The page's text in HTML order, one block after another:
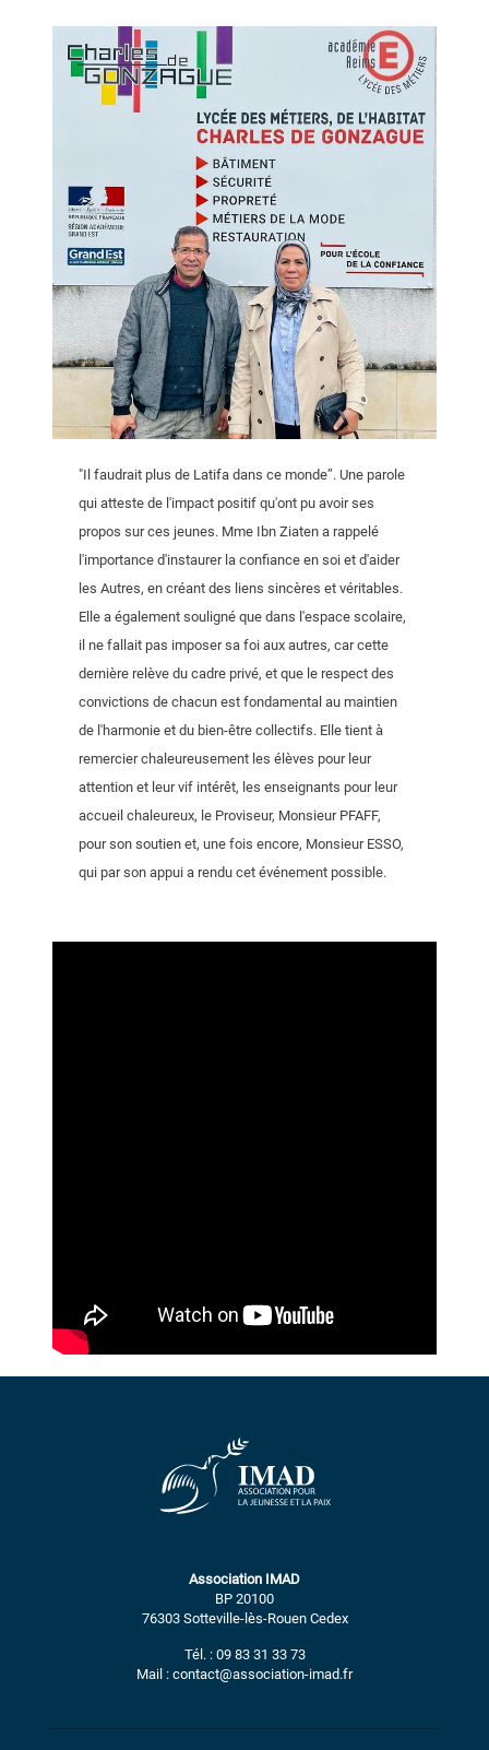
"Il faudrait plus de Latifa dans ce monde”. Une parole
qui atteste de l'impact positif qu'ont pu avoir ses
propos sur ces jeunes. Mme Ibn Ziaten a rappelé
l'importance d'instaurer la confiance en soi et d'aider
les Autres, en créant des liens sincères et véritables.
Elle a également souligné que dans l'espace scolaire,
il ne fallait pas imposer sa foi aux autres, car cette
dernière relève du cadre privé, et que le respect des
convictions de chacun est fondamental au maintien
de l'harmonie et du bien-être collectifs. Elle tient à
remercier chaleureusement les élèves pour leur
attention et leur vif intérêt, les enseignants pour leur
accueil chaleureux, le Proviseur, Monsieur PFAFF,
pour son soutien et, une fois encore, Monsieur ESSO,
qui par son appui a rendu cet événement possible.
Association IMAD
BP 20100
76303 Sotteville-lès-Rouen Cedex
Tél. : 09 83 31 33 73
Mail : contact@association-imad.fr